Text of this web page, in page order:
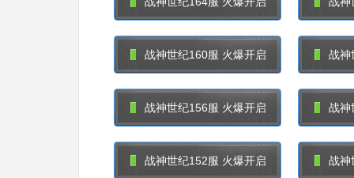
战神世纪160服 火爆开启 战神
战神世纪156服 火爆开启 战神
战神世纪152服 火爆开启 战神